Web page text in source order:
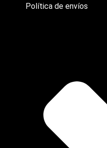
Política de envíos